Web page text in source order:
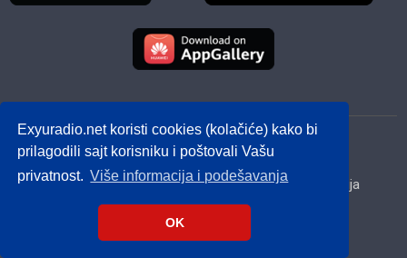
Exyuradio.net koristi cookies (kolačiće) kako bi
prilagodili sajt korisniku i poštovali Vašu
privatnost. Više informacija i podešavanja
OK
© 2012 - 2026! exyuradio.net -Politika privatnosti -
created by IMS.RS
Srbija
Hrvatska BiH Crna Gora Makedonija
Slovenija